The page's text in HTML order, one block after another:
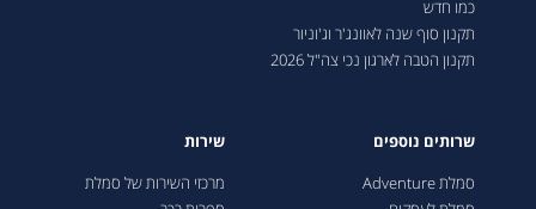
כמו חדש
תקנון סוף שנה לאוונג'ר וג'וניור
תקנון הטבה לארגון נכי צה"ל 2026
שרותים נוספים
סמלת Adventure
שירות
מרכזי השירות של סמלת